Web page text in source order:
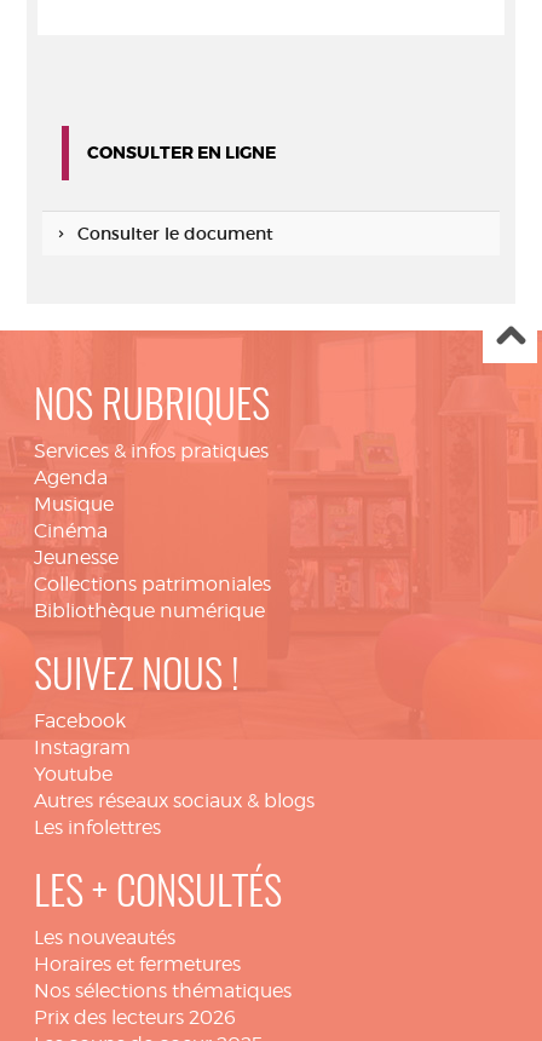
CONSULTER EN LIGNE
Consulter le document
NOS RUBRIQUES
Services & infos pratiques
Agenda
Musique
Cinéma
Jeunesse
Collections patrimoniales
Bibliothèque numérique
SUIVEZ NOUS !
Facebook
Instagram
Youtube
Autres réseaux sociaux & blogs
Les infolettres
LES + CONSULTÉS
Les nouveautés
Horaires et fermetures
Nos sélections thématiques
Prix des lecteurs 2026